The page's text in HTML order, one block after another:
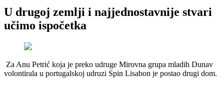
U drugoj zemlji i najjednostavnije stvari
učimo ispočetka
Za Anu Petrić koja je preko udruge Mirovna grupa mladih Dunav
volontirala u portugalskoj udruzi Spin Lisabon je postao drugi dom.